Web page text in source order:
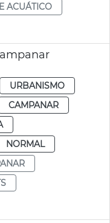
ACUÁTICO
URBANISMO
CAMPANAR
NORMAL